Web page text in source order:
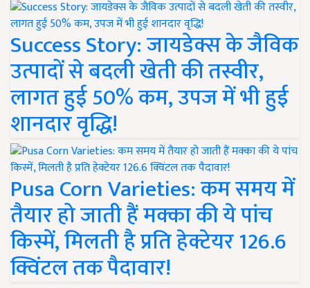
Success Story: जायडेक्स के जैविक
उत्पादों से बदली खेती की तस्वीर,
लागत हुई 50% कम, उपज में भी हुई
शानदार वृद्धि!
Pusa Corn Varieties: कम समय में
तैयार हो जाती हैं मक्का की ये पांच
किस्में, मिलती है प्रति हेक्टेयर 126.6
क्विंटल तक पैदावार!